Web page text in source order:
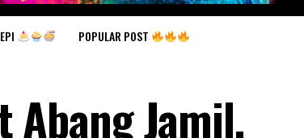
POPULAR POST
Jamil,